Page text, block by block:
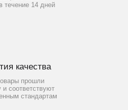
течение 14 дней
качества
прошли
и соответствуют
стандартам